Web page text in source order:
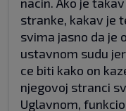
stranke, kakav je
svima jasno da je
ustavnom sudu
ce biti kako on
njegovoj stranci
Uglavnom,